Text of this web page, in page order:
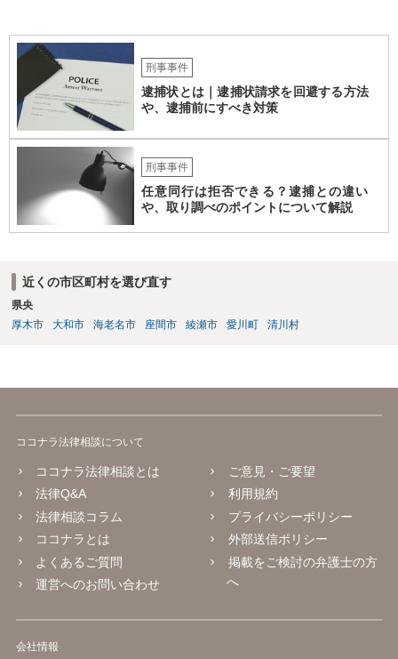
刑事事件
逮捕状とは｜逮捕状請求を回避する方法
や、逮捕前にすべき対策
刑事事件
任意同行は拒否できる？逮捕との違い
や、取り調べのポイントについて解説
近くの市区町村を選び直す
県央
厚木市
大和市 海老名市 座間市 綾瀬市 愛川町 清川村
ココナラ法律相談について
ココナラ法律相談とは
法律Q&A
法律相談コラム
ココナラとは
よくあるご質問
運営へのお問い合わせ
ご意見・ご要望
利用規約
プライバシーポリシー
外部送信ポリシー
掲載をご検討の弁護士の方
へ
会社情報